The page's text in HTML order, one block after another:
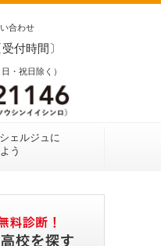
合わせ
付時間〕
日・祝日除く）
ェルジュに
う